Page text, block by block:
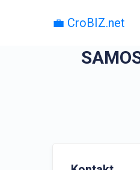
💼 CroBIZ.net